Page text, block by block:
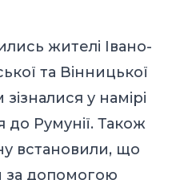
жителі Івано-
та Вінницької
у намірі
до Румунії. Також
встановили, що
за допомогою